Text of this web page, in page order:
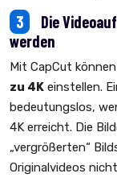
3
Die
werden
Mit CapCut können
zu 4K einstellen.
bedeutungslos,
4K erreicht. Die
„vergrößerten“
Originalvideos